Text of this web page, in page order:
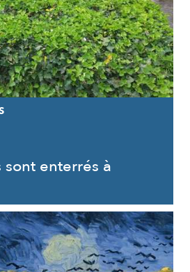
enterrés à